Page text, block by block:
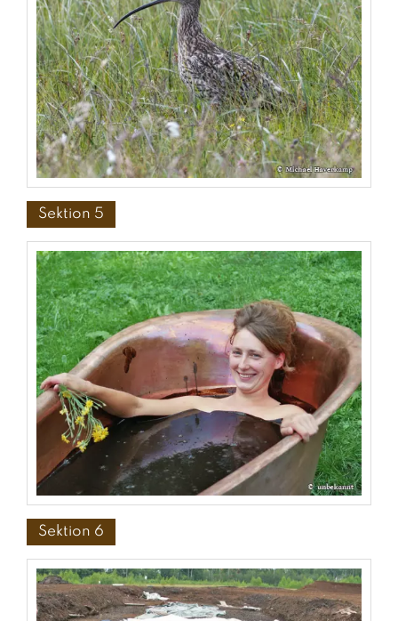
Sektion 5
Sektion 6